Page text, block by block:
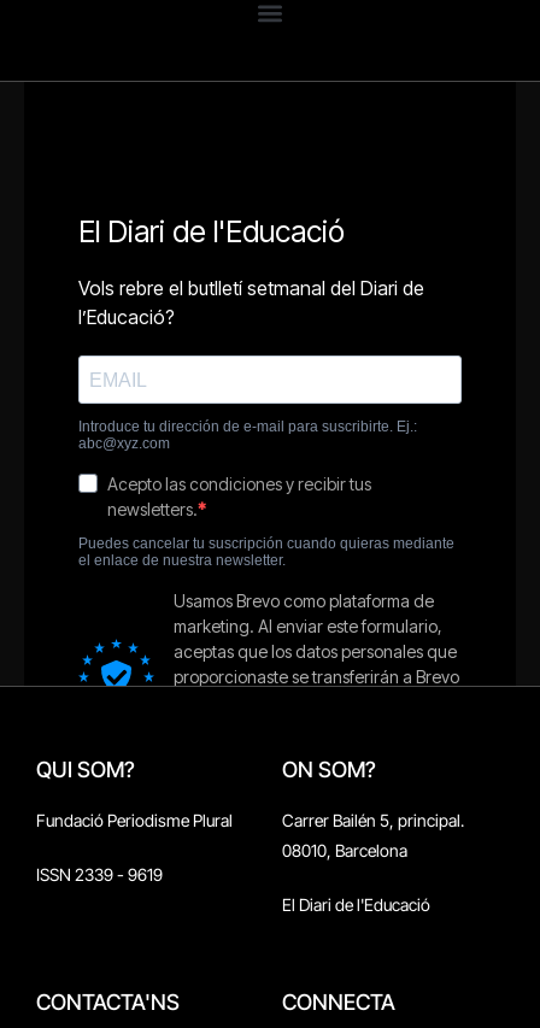
QUI SOM?
Fundació Periodisme Plural
ISSN 2339 - 9619
ON SOM?
Carrer Bailén 5, principal.
08010, Barcelona
El Diari de l'Educació
CONTACTA'NS CONNECTA